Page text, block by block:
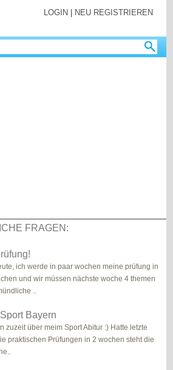
LOGIN NEU REGISTRIEREN
FRAGEN:
ich werde in paar wochen meine prüfung in
und wir müssen nächste woche 4 themen
..
Bayern
zuzeit über meim Sport Abitur :) Hatte letzte
praktischen Prüfungen in 2 wochen steht die